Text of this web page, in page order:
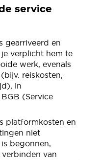
service
gearriveerd en
verplicht hem te
werk, evenals
reiskosten,
in
(Service
platformkosten en
niet
begonnen,
van